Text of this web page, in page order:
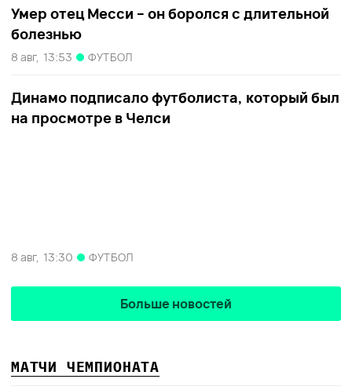
Умер отец Месси – он боролся с длительной
болезнью
8 авг, 13:53 ФУТБОЛ
Динамо подписало футболиста, который был
на просмотре в Челси
8 авг, 13:30 ФУТБОЛ
Больше новостей
МАТЧИ ЧЕМПИОНАТА